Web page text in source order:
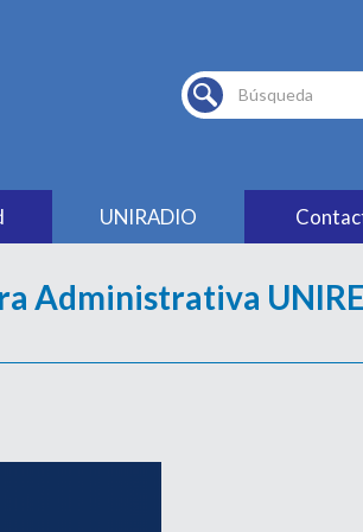
Buscar...
UNIRADIO
Administrativa